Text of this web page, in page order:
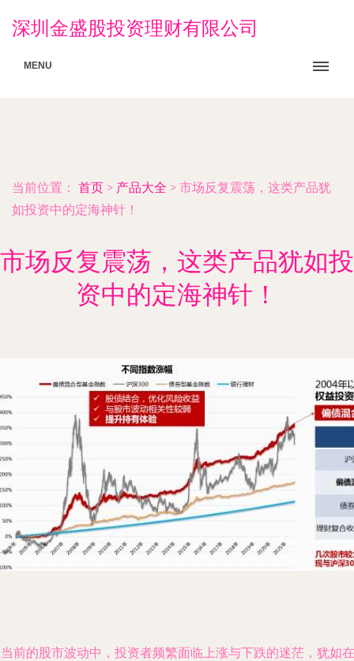
深圳金盛股投资理财有限公司
MENU
当前位置： 首页 > 产品大全 > 市场反复震荡，这类产品犹
如投资中的定海神针！
市场反复震荡，这类产品犹如投
资中的定海神针！
前的股市波动中，投资者频繁面临上涨与下跌的迷茫，犹如在